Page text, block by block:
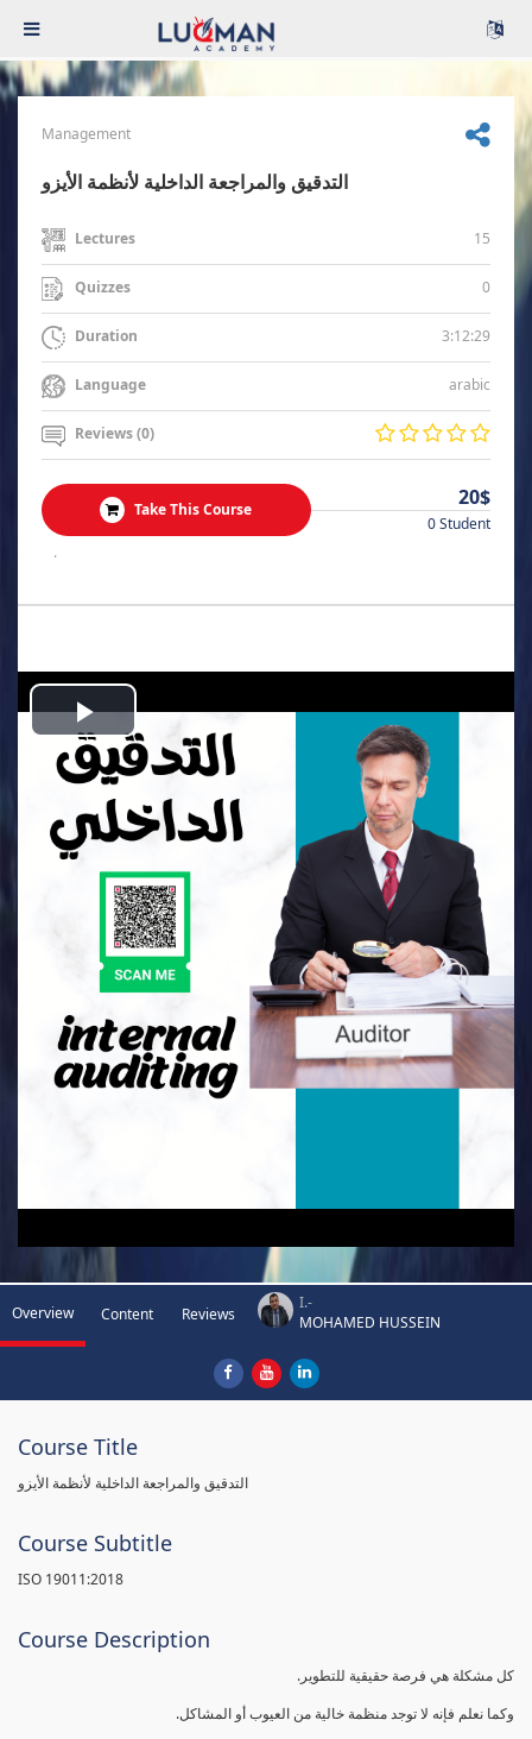
Management
التدقيق والمراجعة الداخلية لأنظمة الأيزو
Lectures 15
Quizzes 0
Duration 3:12:29
Language arabic
Reviews (0)
Take This Course 20$
0 Student
.
Play
Video
Overview Content Reviews
I.-
MOHAMED HUSSEIN
Course Title
التدقيق والمراجعة الداخلية لأنظمة الأيزو
Course Subtitle
ISO 19011:2018
Course Description
كل مشكلة هي فرصة حقيقية للتطوير.
وكما نعلم فإنه لا توجد منظمة خالية من العيوب أو المشاكل.